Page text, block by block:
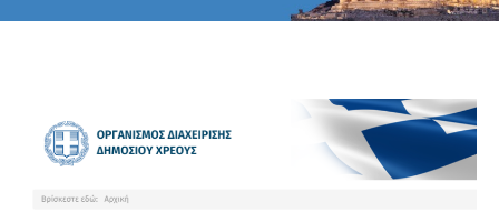
You are here: